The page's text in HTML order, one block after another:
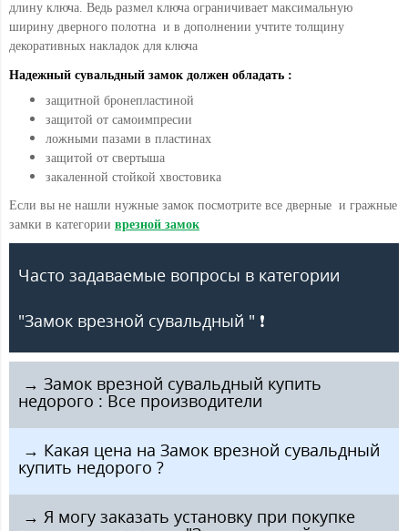
длину ключа. Ведь размел ключа ограничивает максимальную
ширину дверного полотна и в дополнении учтите толщину
декоративных накладок для ключа
Надежный сувальдный замок должен обладать :
защитной бронепластиной
защитой от самоимпресии
ложными пазами в пластинах
защитой от свертыша
закаленной стойкой хвостовика
Если вы не нашли нужные замок посмотрите все дверные и гражные
замки в категории врезной замок
Часто задаваемые вопросы в категории
"Замок врезной сувальдный " ❗️
️ → Замок врезной сувальдный купить
недорого : Все производители
️ → Какая цена на Замок врезной сувальдный
купить недорого ?
️ → Я могу заказать установку при покупке